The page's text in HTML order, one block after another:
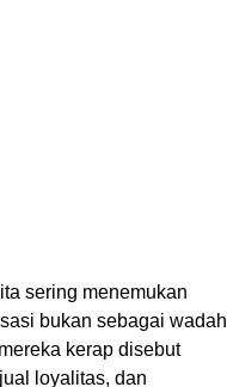
sering menemukan
bukan sebagai wadah
kerap disebut
loyalitas, dan